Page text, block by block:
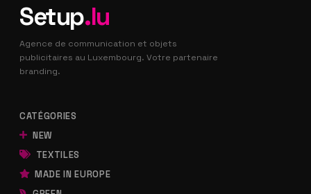
Setup.lu
Agence de communication et objets
publicitaires au Luxembourg. Votre partenaire
branding.
CATÉGORIES
NEW
TEXTILES
MADE IN EUROPE